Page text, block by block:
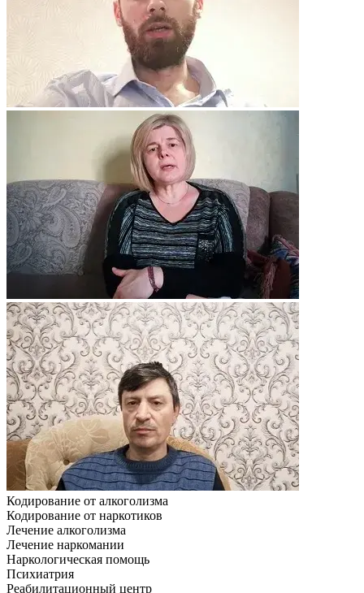
Кодирование от алкоголизма
Кодирование от наркотиков
Лечение алкоголизма
Лечение наркомании
Наркологическая помощь
Психиатрия
Реабилитационный центр